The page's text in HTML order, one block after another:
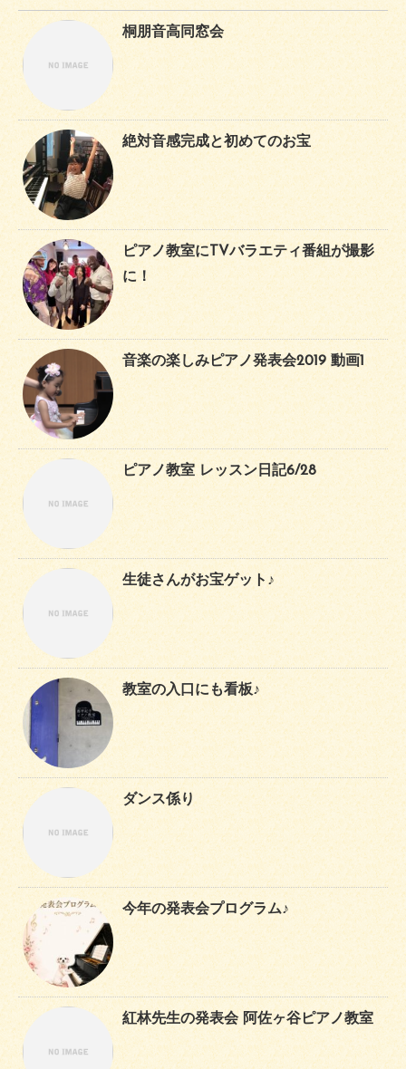
桐朋音高同窓会
絶対音感完成と初めてのお宝
ピアノ教室にTVバラエティ番組が撮影
に！
音楽の楽しみピアノ発表会2019 動画1
ピアノ教室 レッスン日記6/28
生徒さんがお宝ゲット♪
教室の入口にも看板♪
ダンス係り
今年の発表会プログラム♪
紅林先生の発表会 阿佐ヶ谷ピアノ教室